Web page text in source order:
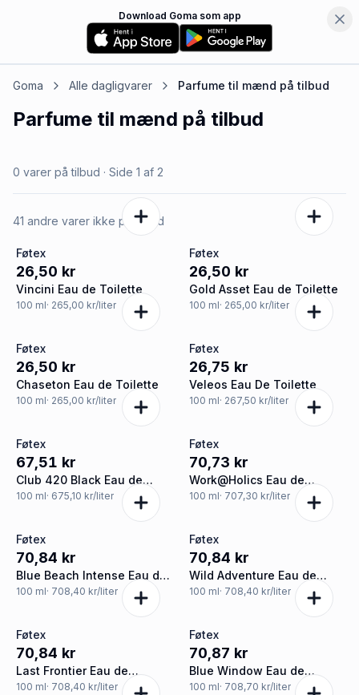
Download Goma som app
Goma Alle dagligvarer Parfume til mænd på tilbud
Parfume til mænd på tilbud
0 varer på tilbud · Side 1 af 2
41 andre varer ikke på tilbud
Føtex
26,50 kr
Vincini Eau de Toilette
100 ml· 265,00 kr/liter
Føtex
26,50 kr
Gold Asset Eau de Toilette
100 ml· 265,00 kr/liter
Føtex
26,50 kr
Chaseton Eau de Toilette
100 ml· 265,00 kr/liter
Føtex
26,75 kr
Veleos Eau De Toilette
100 ml· 267,50 kr/liter
Føtex
67,51 kr
Club 420 Black Eau de
Toilette
100 ml· 675,10 kr/liter
Føtex
70,73 kr
Work@Holics Eau de
Toilette
100 ml· 707,30 kr/liter
Føtex
70,84 kr
Blue Beach Intense Eau de
Toilette
100 ml· 708,40 kr/liter
Føtex
70,84 kr
Wild Adventure Eau de
Toilette
100 ml· 708,40 kr/liter
Føtex
70,84 kr
Last Frontier Eau de
Toilette
100 ml· 708,40 kr/liter
Føtex
70,87 kr
Blue Window Eau de
Toilette
100 ml· 708,70 kr/liter